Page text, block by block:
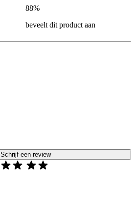
88%
beveelt dit product aan
Schrijf een review